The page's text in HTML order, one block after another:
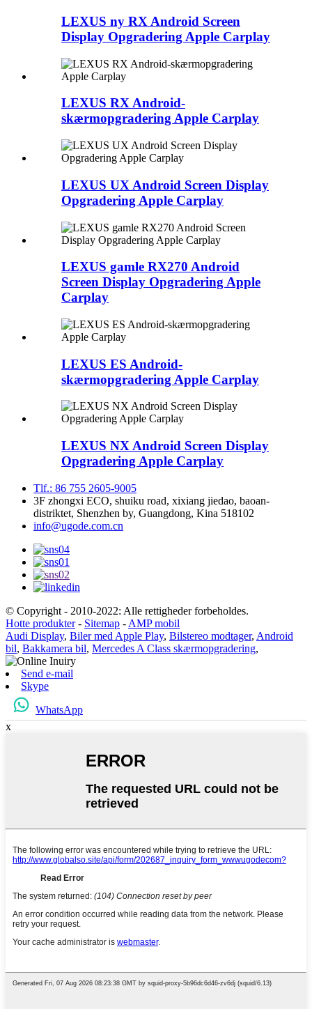
LEXUS ny RX Android Screen
Display Opgradering Apple Carplay
LEXUS RX Android-
skærmopgradering Apple Carplay
LEXUS UX Android Screen Display
Opgradering Apple Carplay
LEXUS gamle RX270 Android
Screen Display Opgradering Apple
Carplay
LEXUS ES Android-
skærmopgradering Apple Carplay
LEXUS NX Android Screen Display
Opgradering Apple Carplay
Tlf.: 86 755 2605-9005
3F zhongxi ECO, shuiku road, xixiang jiedao, baoan-
distriktet, Shenzhen by, Guangdong, Kina 518102
info@ugode.com.cn
© Copyright - 2010-2022: Alle rettigheder forbeholdes.
Hotte produkter- Sitemap - AMP mobil
Audi Display, Biler med Apple Play, Bilstereo modtager, Android
bil, Bakkamera bil, Mercedes A Class skærmopgradering,
Send e-mail
Skype
WhatsApp
x